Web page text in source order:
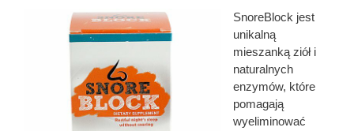
SnoreBlock jest
unikalną
mieszanką ziół i
naturalnych
enzymów, które
pomagają
wyeliminować